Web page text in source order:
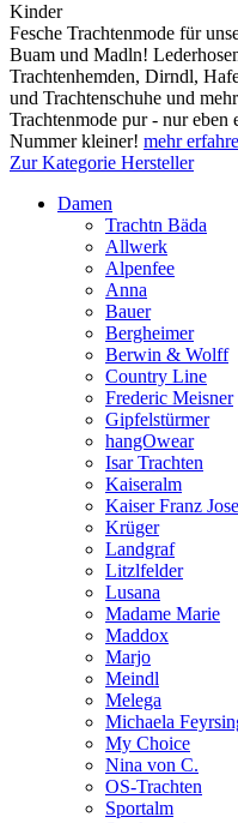
Kinder
Fesche Trachtenmode für
Buam und Madln!
Trachtenhemden, Dirndl,
und Trachtenschuhe und
Trachtenmode pur - nur eben
Nummer kleiner! mehr
Zur Kategorie Hersteller
Damen
Trachtn Bäda
Allwerk
Alpenfee
Anna
Bauer
Bergheimer
Berwin & Wolff
Country Line
Frederic Meisner
Gipfelstürmer
hangOwear
Isar Trachten
Kaiseralm
Kaiser Franz
Krüger
Landgraf
Litzlfelder
Lusana
Madame Marie
Maddox
Marjo
Meindl
Melega
Michaela
My Choice
Nina von C.
OS-Trachten
Sportalm